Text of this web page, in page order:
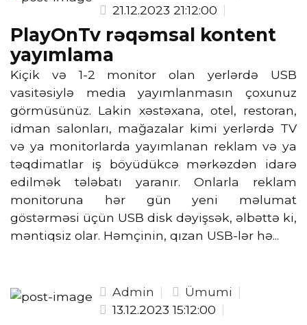
21.12.2023 21:12:00
PlayOnTv rəqəmsal kontent
yayımlama
Kiçik və 1-2 monitor olan yerlərdə USB
vasitəsiylə media yayımlanmasın çoxunuz
görmüsünüz. Lakin xəstəxana, otel, restoran,
idman salonları, mağazalar kimi yerlərdə TV
və ya monitorlarda yayımlanan reklam və ya
təqdimatlar iş böyüdükcə mərkəzdən idarə
edilmək tələbatı yaranır. Onlarla reklam
monitoruna hər gün yeni məlumat
göstərməsi üçün USB disk dəyişsək, əlbəttə ki,
məntiqsiz olar. Həmçinin, qızan USB-lər hə...
Admin
Ümumi
13.12.2023 15:12:00